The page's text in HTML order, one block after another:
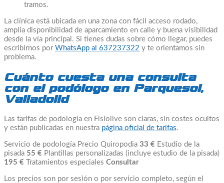
tramos.
La clínica está ubicada en una zona con fácil acceso rodado,
amplia disponibilidad de aparcamiento en calle y buena visibilidad
desde la vía principal. Si tienes dudas sobre cómo llegar, puedes
escribirnos por WhatsApp al 637237322 y te orientamos sin
problema.
Cuánto cuesta una consulta
con el podólogo en Parquesol,
Valladolid
Las tarifas de podología en Fisiolive son claras, sin costes ocultos
y están publicadas en nuestra página oficial de tarifas.
Servicio de podología Precio Quiropodia 33 € Estudio de la
pisada 55 € Plantillas personalizadas (incluye estudio de la pisada)
195 € Tratamientos especiales Consultar
Los precios son por sesión o por servicio completo, según el